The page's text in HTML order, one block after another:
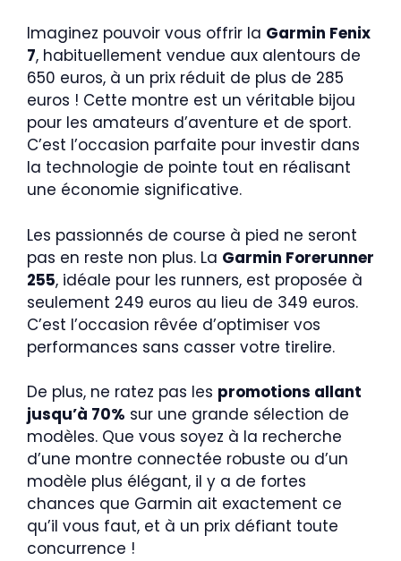
Imaginez pouvoir vous offrir la Garmin Fenix
7, habituellement vendue aux alentours de
650 euros, à un prix réduit de plus de 285
euros ! Cette montre est un véritable bijou
pour les amateurs d’aventure et de sport.
C’est l’occasion parfaite pour investir dans
la technologie de pointe tout en réalisant
une économie significative.
Les passionnés de course à pied ne seront
pas en reste non plus. La Garmin Forerunner
255, idéale pour les runners, est proposée à
seulement 249 euros au lieu de 349 euros.
C’est l’occasion rêvée d’optimiser vos
performances sans casser votre tirelire.
De plus, ne ratez pas les promotions allant
jusqu’à 70% sur une grande sélection de
modèles. Que vous soyez à la recherche
d’une montre connectée robuste ou d’un
modèle plus élégant, il y a de fortes
chances que Garmin ait exactement ce
qu’il vous faut, et à un prix défiant toute
concurrence !